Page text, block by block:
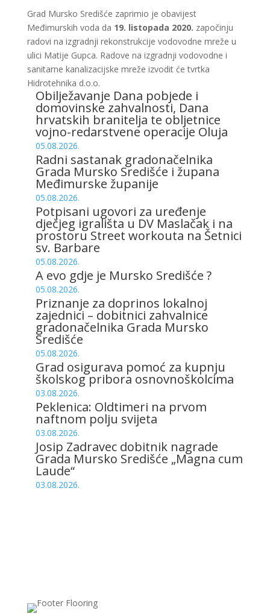
Grad Mursko Središće zaprimio je obavijest
Međimurskih voda da 19. listopada 2020. započinju
radovi na izgradnji rekonstrukcije vodovodne mreže u
ulici Matije Gupca. Radove na izgradnji vodovodne i
sanitarne kanalizacijske mreže izvodit će tvrtka
Hidrotehnika d.o.o.
Obilježavanje Dana pobjede i
domovinske zahvalnosti, Dana
hrvatskih branitelja te obljetnice
vojno-redarstvene operacije Oluja
05.08.2026.
Radni sastanak gradonačelnika
Grada Mursko Središće i župana
Međimurske županije
05.08.2026.
Potpisani ugovori za uređenje
dječjeg igrališta u DV Maslačak i na
prostoru Street workouta na Šetnici
sv. Barbare
05.08.2026.
A evo gdje je Mursko Središće ?
05.08.2026.
Priznanje za doprinos lokalnoj
zajednici – dobitnici zahvalnice
gradonačelnika Grada Mursko
Središće
05.08.2026.
Grad osigurava pomoć za kupnju
školskog pribora osnovnoškolcima
03.08.2026.
Peklenica: Oldtimeri na prvom
naftnom polju svijeta
03.08.2026.
Josip Zadravec dobitnik nagrade
Grada Mursko Središće „Magna cum
Laude“
03.08.2026.